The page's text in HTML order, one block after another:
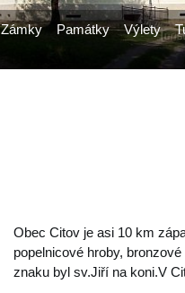
Obec Citov je asi 10 km
popelnicové hroby,
znaku byl sv.Jiří na koni.V
Zámky Památky Výlety